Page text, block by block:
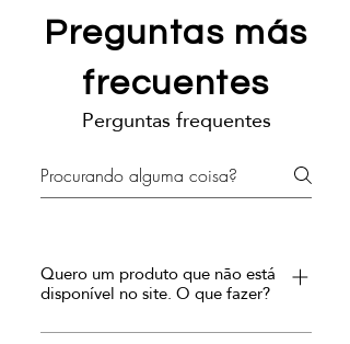
Preguntas más
frecuentes
Perguntas frequentes
Quero um produto que não está
disponível no site. O que fazer?